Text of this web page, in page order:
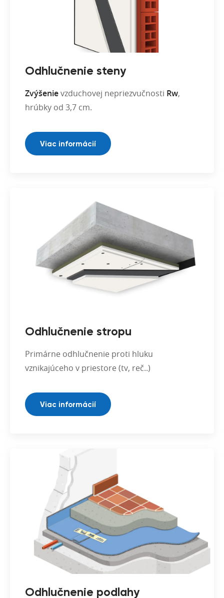
Odhlučnenie steny
Zvýšenievzduchovej nepriezvučnosti Rw,
hrúbky od 3,7 cm.
Viac informácií
Odhlučnenie stropu
Primárne odhlučnenie proti hluku
vznikajúceho v priestore (tv, reč..)
Viac informácií
Odhlučnenie podlahy